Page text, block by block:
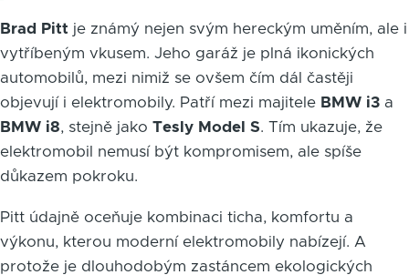
Brad Pitt je známý nejen svým hereckým uměním, ale i
vytříbeným vkusem. Jeho garáž je plná ikonických
automobilů, mezi nimiž se ovšem čím dál častěji
objevují i elektromobily. Patří mezi majitele BMW i3 a
BMW i8, stejně jako Tesly Model S. Tím ukazuje, že
elektromobil nemusí být kompromisem, ale spíše
důkazem pokroku.
Pitt údajně oceňuje kombinaci ticha, komfortu a
výkonu, kterou moderní elektromobily nabízejí. A
protože je dlouhodobým zastáncem ekologických